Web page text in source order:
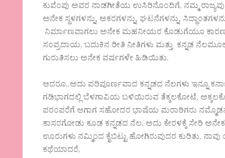
ಕುವೆಂಪು ಅವರ ನಾಡಗೀತೆಯ ಉಸಿರಿನೊಂದಿಗೆ, ನಮ್ಮ
ಅನೇಕ ಸ್ಥಳಗಳನ್ನು, ಅಕರಗಳನ್ನು, ಘಟನೆಗಳನ್ನು,
ನಿರ್ಮಾಣವಾಗಲು ಅನೇಕ ಮಹನೀಯರ ಕೊಡುಗೆಯೂ
ಸಂಪ್ರದಾಯ, ಬದುಕಿನ ರೀತಿ ನೀತಿಗಳು ಮತ್ತು ಕನ್ನಡ
ಗುರುತಿಸಲು ಅನೇಕ ವರ್ಷಗಳೇ ಹಿಡಿಯಿತು.
ಆದರೂ..ಅದು ಪರಿಪೂರ್ಣವಾದ ಕನ್ನಡದ ನೆಲಗಳು ಇನ್ನೂ
ಗಡಿಭಾಗದಲ್ಲಿ ಬೆಳಗಾವಿಯ ಬಳಿಯಿರುವ ತೆಕ್ಕಲಕೋಟೆ,
ಪರಂಪರೆಗೆ ಆಗಾಗ ಸಹೋದರ ಭಾಷೆಯ ಮರಾಠಿಗರು ನಮ್ಮೊಡನೆ
ಕಾಸರಗೋಡು ಕೂಡ ಕನ್ನಡದ ನೆಲ. ಅದು ಕೇರಳಕ್ಕೆ ಸೇರಿ
ಊರುಗಳು ನಮ್ಮಿಂದ ಕೈಬಿಟ್ಟು ಹೋಗಿರುವುದರ ಕುರಿತು,
ಕಥೆಯಾದರೆ,